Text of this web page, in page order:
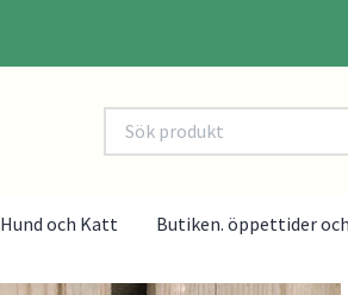
Hund och Katt Butiken. öppettider